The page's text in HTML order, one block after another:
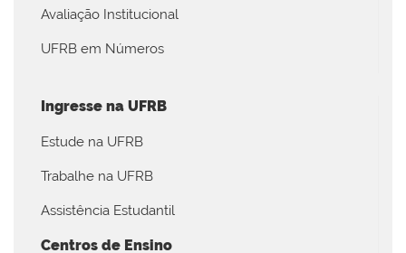
Avaliação Institucional
UFRB em Números
Ingresse na UFRB
Estude na UFRB
Trabalhe na UFRB
Assistência Estudantil
Centros de Ensino